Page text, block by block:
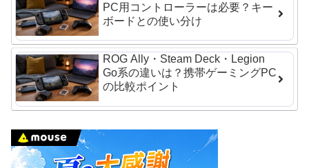
PC用コントローラーは必要？キー
ボードとの使い分け
ROG Ally・Steam Deck・Legion
Go系の違いは？携帯ゲーミングPC
の比較ポイント